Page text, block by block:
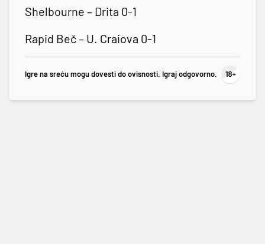
Shelbourne – Drita 0-1
Rapid Beč – U. Craiova 0-1
Igre na sreću mogu dovesti do ovisnosti. Igraj odgovorno.